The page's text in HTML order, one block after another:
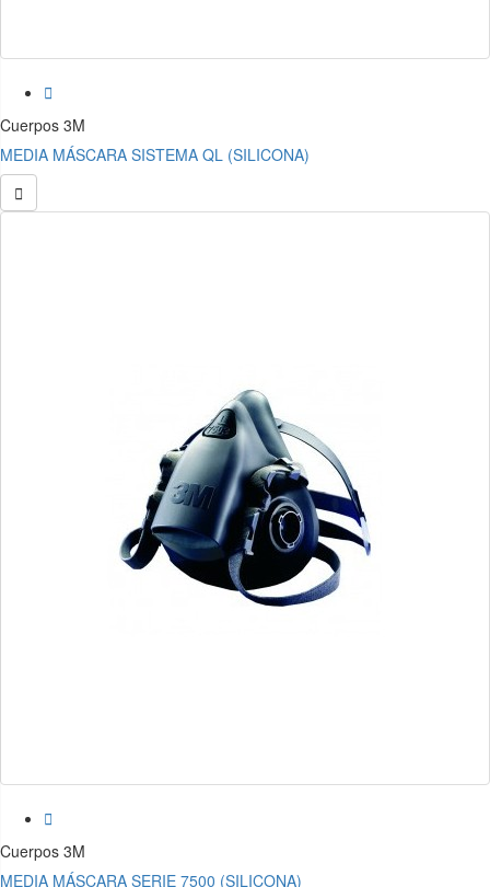

Cuerpos 3M
MEDIA MÁSCARA SISTEMA QL (SILICONA)


Cuerpos 3M
MEDIA MÁSCARA SERIE 7500 (SILICONA)